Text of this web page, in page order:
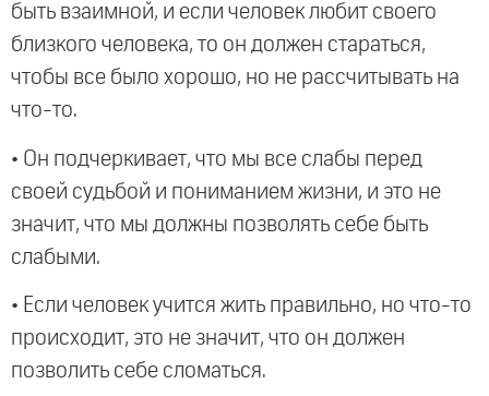
быть взаимной, и если человек любит своего
близкого человека, то он должен стараться,
чтобы все было хорошо, но не рассчитывать на
что-то.
• Он подчеркивает, что мы все слабы перед
своей судьбой и пониманием жизни, и это не
значит, что мы должны позволять себе быть
слабыми.
• Если человек учится жить правильно, но что-то
происходит, это не значит, что он должен
позволить себе сломаться.